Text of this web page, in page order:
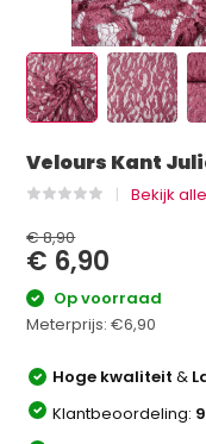
Velours Kant
Bekijk
€ 8,90
€ 6,90
Op voorraad
Meterprijs:€6,90
Hoge kwaliteit&
Klantbeoordeling: